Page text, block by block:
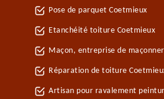
Pose de parquet Coetmieux
Etanchéité toiture Coetmieux
Maçon, entreprise de
Réparation de toiture
Artisan pour ravalement